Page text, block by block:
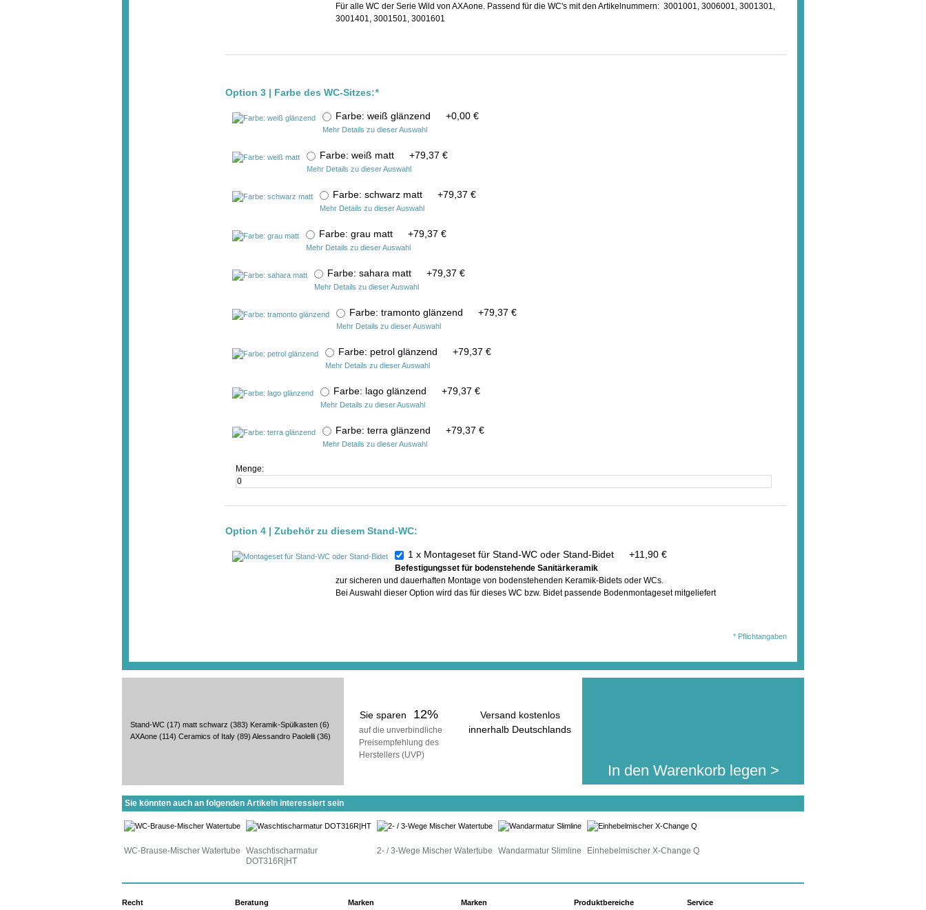
Für alle WC der Serie Wild von AXAone. Passend für die WC's mit den Artikelnummern: 3001001, 3006001, 3001301,
3001401, 3001501, 3001601
Option 3 | Farbe des WC-Sitzes:*
Farbe: weiß glänzend +0,00 €
Mehr Details zu dieser Auswahl
Farbe: weiß matt +79,37 €
Mehr Details zu dieser Auswahl
Farbe: schwarz matt +79,37 €
Mehr Details zu dieser Auswahl
Farbe: grau matt +79,37 €
Mehr Details zu dieser Auswahl
Farbe: sahara matt +79,37 €
Mehr Details zu dieser Auswahl
Farbe: tramonto glänzend +79,37 €
Mehr Details zu dieser Auswahl
Farbe: petrol glänzend +79,37 €
Mehr Details zu dieser Auswahl
Farbe: lago glänzend +79,37 €
Mehr Details zu dieser Auswahl
Farbe: terra glänzend +79,37 €
Mehr Details zu dieser Auswahl
Menge:
Option 4 | Zubehör zu diesem Stand-WC:
1 x Montageset für Stand-WC oder Stand-Bidet +11,90 €
Befestigungsset für bodenstehende Sanitärkeramik
zur sicheren und dauerhaften Montage von bodenstehenden Keramik-Bidets oder WCs.
Bei Auswahl dieser Option wird das für dieses WC bzw. Bidet passende Bodenmontageset mitgeliefert
* Pflichtangaben
Sie sparen 12%
auf die unverbindliche
Preisempfehlung des
Herstellers (UVP)
Versand kostenlos
innerhalb Deutschlands
In den Warenkorb legen >
Stand-WC (17) matt schwarz (383) Keramik-Spülkasten (6)
AXAone (114) Ceramics of Italy (89) Alessandro Paolelli (36)
Sie könnten auch an folgenden Artikeln interessiert sein
WC-Brause-Mischer Watertube
Waschtischarmatur
DOT316R|HT
2- / 3-Wege Mischer Watertube Wandarmatur Slimline Einhebelmischer X-Change Q
Recht Beratung Marken Marken Produktbereiche Service